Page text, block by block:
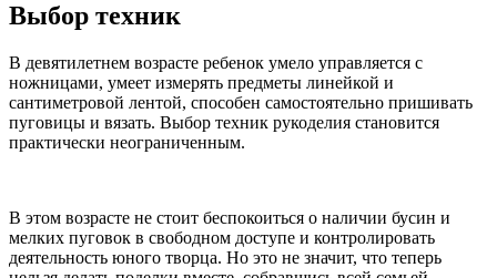
Выбор техник
В девятилетнем возрасте ребенок умело управляется с
ножницами, умеет измерять предметы линейкой и
сантиметровой лентой, способен самостоятельно пришивать
пуговицы и вязать. Выбор техник рукоделия становится
практически неограниченным.
В этом возрасте не стоит беспокоиться о наличии бусин и
мелких пуговок в свободном доступе и контролировать
деятельность юного творца. Но это не значит, что теперь